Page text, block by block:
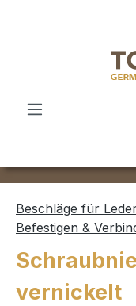
Beschläge für
Befestigen &
vernickelt